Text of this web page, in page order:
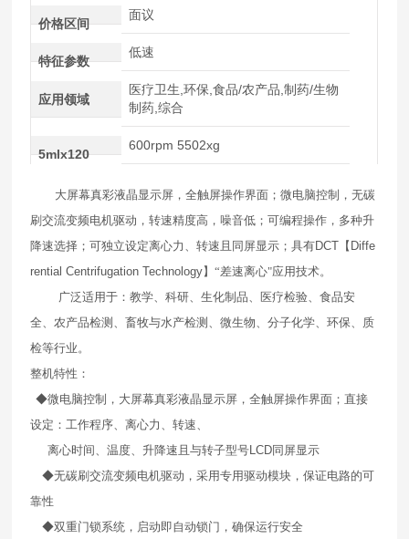
价格区间
面议
特征参数
低速
应用领域
医疗卫生,环保,食品/农产品,制药/生物
制药,综合
5mlx120
600rpm 5502xg
大屏幕真彩液晶显示屏，全触屏操作界面；微电脑控制，无碳
刷交流变频电机驱动，转速精度高，噪音低；可编程操作，多种升
降速选择；可独立设定离心力、转速且同屏显示；具有DCT 【 Diffe
rential Centrifugation Technology】“差速离心"应用技术。
广泛适用于：教学、科研、生化制品、医疗检验、食品安
全、农产品检测、畜牧与水产检测、微生物、分子化学、环保、质
检等行业。
整机特性：
◆微电脑控制，大屏幕真彩液晶显示屏，全触屏操作界面；直接
设定：工作程序、离心力、转速、
离心时间、温度、升降速且与转子型号LCD同屏显示
◆无碳刷交流变频电机驱动，采用专用驱动模块，保证电路的可
靠性
◆双重门锁系统，启动即自动锁门，确保运行安全